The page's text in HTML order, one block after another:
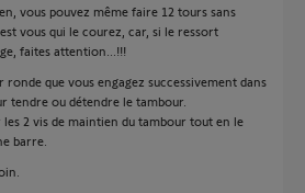
vous pouvez même faire 12 tours sans
vous qui le courez, car, si le ressort
faites attention...!!!
ronde que vous engagez successivement dans
tendre ou détendre le tambour.
2 vis de maintien du tambour tout en le
barre.